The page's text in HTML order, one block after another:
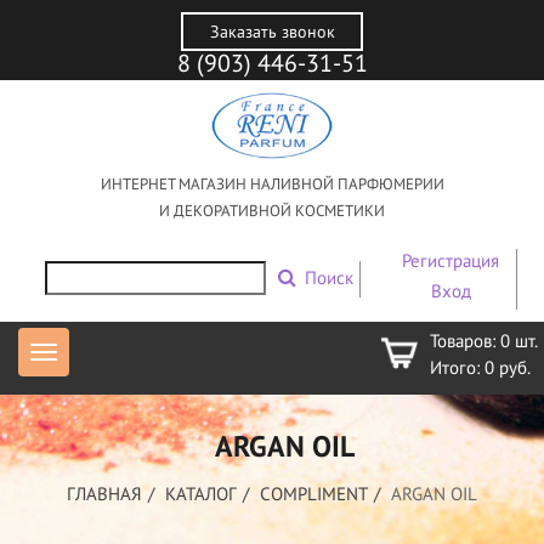
Заказать звонок
8 (903) 446-31-51
ИНТЕРНЕТ МАГАЗИН НАЛИВНОЙ ПАРФЮМЕРИИ
И ДЕКОРАТИВНОЙ КОСМЕТИКИ
Поиск
Регистрация
Вход
Товаров: 0 шт.
Итого: 0 руб.
ARGAN OIL
ГЛАВНАЯ КАТАЛОГ COMPLIMENT ARGAN OIL